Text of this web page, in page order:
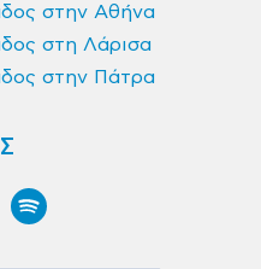
στην Αθήνα
στη Λάρισα
στην Πάτρα